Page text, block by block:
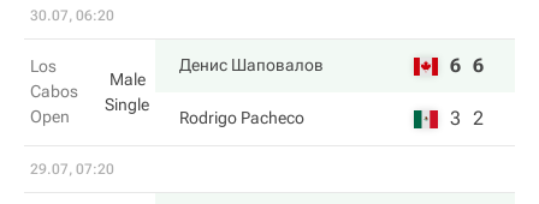
30.07, 06:20
Los
Cabos
Open
Male
Single
Денис Шаповалов 6 6
Rodrigo Pacheco 3 2
29.07, 07:20